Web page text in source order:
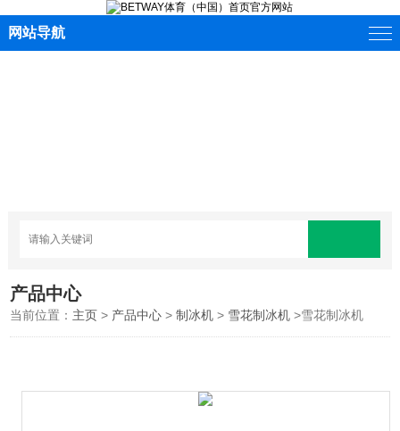
网站导航
产品中心
当前位置： 主页 > 产品中心 >制冰机 > 雪花制冰机 >雪花制冰机